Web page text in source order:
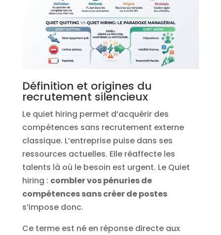
Définition et origines du
recrutement silencieux
Le quiet hiring permet d’acquérir des
compétences sans recrutement externe
classique. L’entreprise puise dans ses
ressources actuelles. Elle réaffecte les
talents là où le besoin est urgent. Le Quiet
hiring : combler vos pénuries de
compétences sans créer de postes
s’impose donc.
Ce terme est né en réponse directe aux